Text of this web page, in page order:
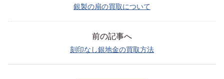
銀製の扇の買取について
前の記事へ
刻印なし銀地金の買取方法